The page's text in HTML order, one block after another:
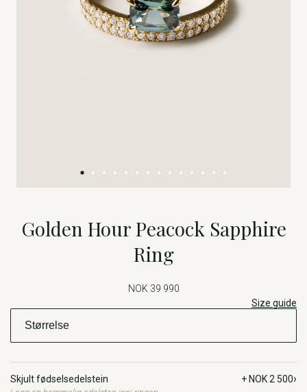
Golden Hour Peacock Sapphire
Ring
NOK 39 990
Size guide
Skjult fødselsedelstein + NOK 2 500›